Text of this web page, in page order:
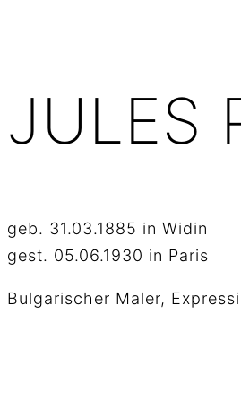
JULES
geb. 31.03.1885 in Widin
gest. 05.06.1930 in Paris
Bulgarischer Maler,